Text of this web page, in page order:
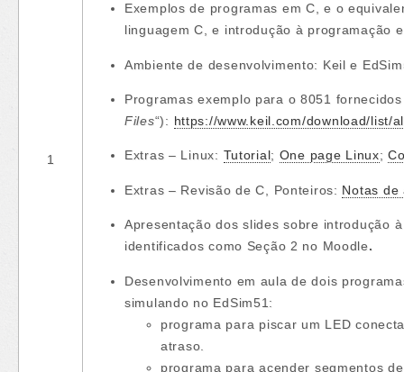
1
Exemplos de programas em C, e o
linguagem C, e introdução à programação
Ambiente de desenvolvimento: Keil e
Programas exemplo para o 8051
Files“): https://www.keil.com/download/list/
Extras – Linux: Tutorial; One page Linux;
Extras – Revisão de C, Ponteiros: Notas de
Apresentação dos slides sobre introdução
identificados como Seção 2 no Moodle.
Desenvolvimento em aula de dois
simulando no EdSim51:
programa para piscar um LED
atraso.
programa para acender segmentos